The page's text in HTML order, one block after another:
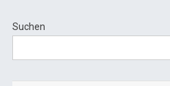
Suchen